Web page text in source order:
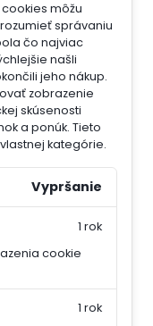
môžu
správaniu
čo najviac
našli
jeho nákup.
zobrazenie
skúsenosti
a ponúk. Tieto
kategórie.
Vypršanie
cookie
1 rok
1 rok